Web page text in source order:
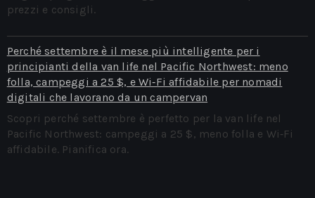
prezzi e consigli.
Perché settembre è il mese più intelligente per i
principianti della van life nel Pacific Northwest: meno
folla, campeggi a 25 $, e Wi‑Fi affidabile per nomadi
digitali che lavorano da un campervan
Scopri perché settembre è perfetto per la van life nel
Pacific Northwest: campeggi a 25 $, meno folla e Wi‑Fi
affidabile. Pianifica ora.